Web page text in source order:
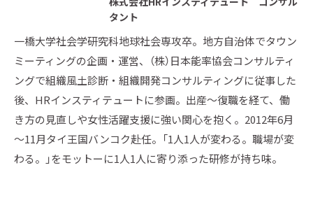
タント
一橋大学社会学研究科地球社会専攻卒。地方自治体でタウン
ミーティングの企画・運営、（株）日本能率協会コンサルティ
ングで組織風土診断・組織開発コンサルティングに従事した
後、HRインスティテュートに参画。出産〜復職を経て、働
き方の見直しや女性活躍支援に強い関心を抱く。2012年6月
～11月タイ王国バンコク赴任。「1人1人が変わる。職場が変
わる。」をモットーに1人1人に寄り添った研修が持ち味。